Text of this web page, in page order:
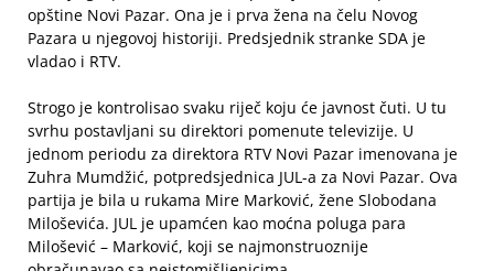
opštine Novi Pazar. Ona je i prva žena na čelu Novog
Pazara u njegovoj historiji. Predsjednik stranke SDA je
vladao i RTV.
Strogo je kontrolisao svaku riječ koju će javnost čuti. U tu
svrhu postavljani su direktori pomenute televizije. U
jednom periodu za direktora RTV Novi Pazar imenovana je
Zuhra Mumdžić, potpredsjednica JUL-a za Novi Pazar. Ova
partija je bila u rukama Mire Marković, žene Slobodana
Miloševića. JUL je upamćen kao moćna poluga para
Milošević – Marković, koji se najmonstruoznije